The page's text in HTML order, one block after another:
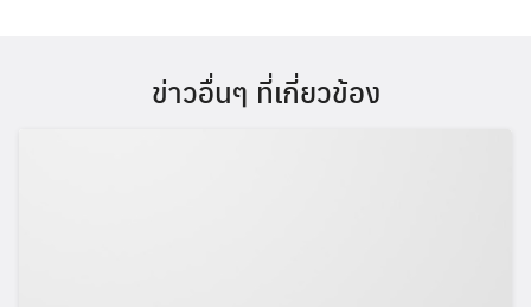
ข่าวอื่นๆ ที่เกี่ยวข้อง